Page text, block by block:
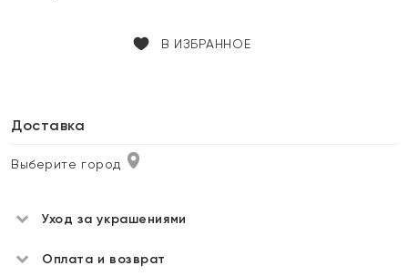
В ИЗБРАННОЕ
Доставка
Выберите город
Уход за украшениями
Оплата и возврат